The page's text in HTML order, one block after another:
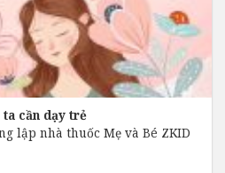
ta cần dạy trẻ
lập nhà thuốc Mẹ và Bé ZKID